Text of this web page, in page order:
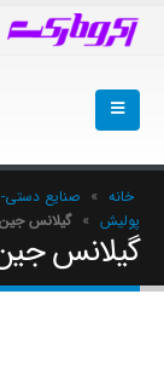
خانه » صنایع
پولیش » گیلانس جین
گیلانس جین